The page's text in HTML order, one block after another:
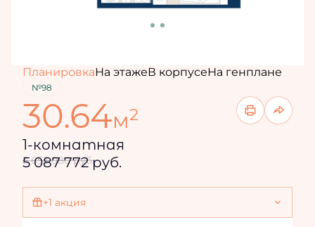
ПланировкаНа этажеВ корпусеНа генплане
№98
30.64м2
1-комнатная
5 653 080 руб.
5 087 772 руб.
+1 акция